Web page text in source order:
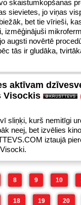
skaistumkopšanas
sievietes, jo viņas
bet tie vīrieši,
izmēģinājuši
augsti novērtē
tās ir gludāka,
aktīvam
Visockis
sliņķi, kurš nemitīgi
neej, bet izvēlies
iztaujā
8 9 10
18 19 20